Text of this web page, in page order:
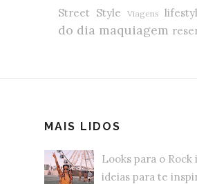
Street Style
Viagens
do dia maquiagem
MAIS LIDOS
Looks para o Rock
ideias para te